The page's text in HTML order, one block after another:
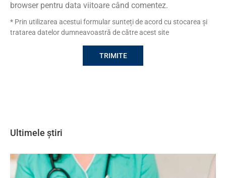
browser pentru data viitoare când comentez.
* Prin utilizarea acestui formular sunteți de acord cu stocarea și
tratarea datelor dumneavoastră de către acest site
Ultimele știri